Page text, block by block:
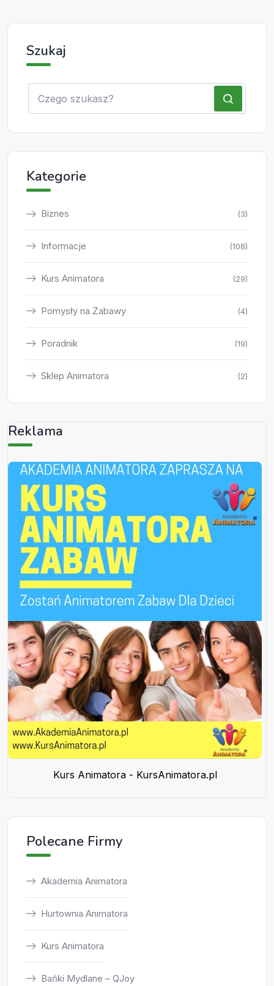
Szukaj
Kategorie
Biznes (3)
Informacje (108)
Kurs Animatora (29)
Pomysły na Zabawy (4)
Poradnik (19)
Sklep Animatora (2)
Reklama
Kurs Animatora - KursAnimatora.pl
Polecane Firmy
Akademia Animatora
Hurtownia Animatora
Kurs Animatora
Bańki Mydlane – QJoy